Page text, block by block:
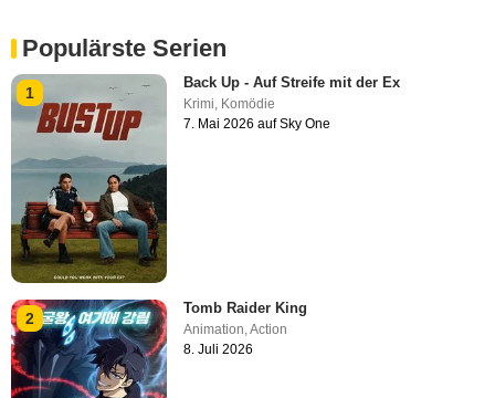
Populärste Serien
1
Back Up - Auf Streife mit der Ex
Krimi, Komödie
7. Mai 2026 auf Sky One
2
Tomb Raider King
Animation ,Action
8. Juli 2026